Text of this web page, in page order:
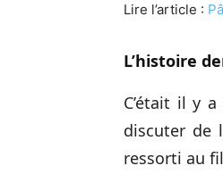
Lire l’article :
L’histoire
C’était il y
discuter de
ressorti au